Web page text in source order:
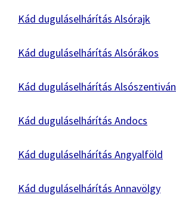
Kád duguláselhárítás Alsórajk
Kád duguláselhárítás Alsórákos
Kád duguláselhárítás Alsószentiván
Kád duguláselhárítás Andocs
Kád duguláselhárítás Angyalföld
Kád duguláselhárítás Annavölgy